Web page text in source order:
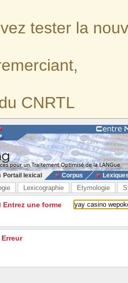
tester la
CNRTL
Portail lexical Corpus
Lexicographie Etymologie
Entrez une forme
Erreur